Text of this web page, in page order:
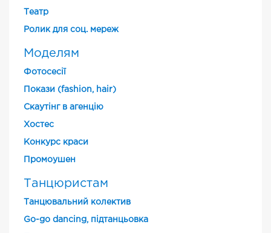
Театр
Ролик для соц. мереж
Моделям
Фотосесії
Покази (fashion, hair)
Скаутінг в агенцію
Хостес
Конкурс краси
Промоушен
Танцюристам
Танцювальний колектив
Go-go dancing, підтанцьовка